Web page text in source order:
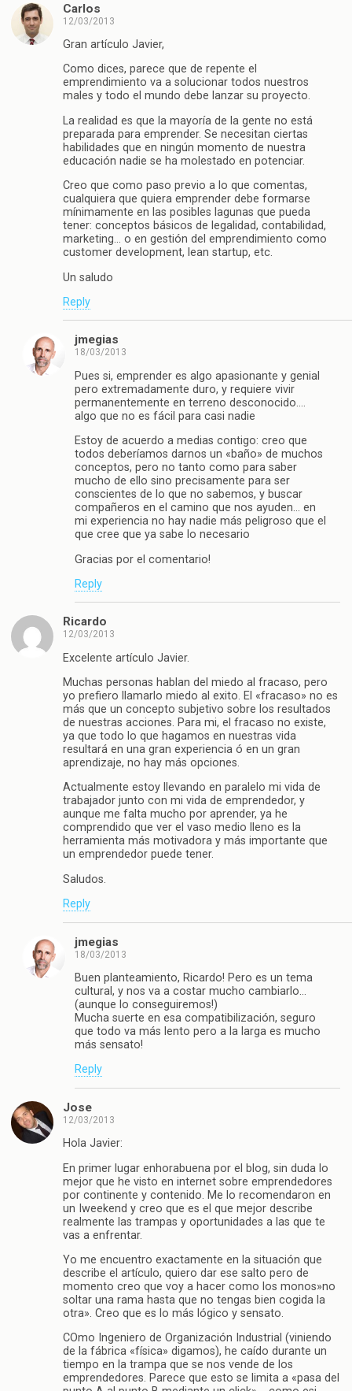
Carlos
12/03/2013
Gran artículo Javier,
Como dices, parece que de repente el
emprendimiento va a solucionar todos nuestros
males y todo el mundo debe lanzar su proyecto.
La realidad es que la mayoría de la gente no está
preparada para emprender. Se necesitan ciertas
habilidades que en ningún momento de nuestra
educación nadie se ha molestado en potenciar.
Creo que como paso previo a lo que comentas,
cualquiera que quiera emprender debe formarse
mínimamente en las posibles lagunas que pueda
tener: conceptos básicos de legalidad, contabilidad,
marketing… o en gestión del emprendimiento como
customer development, lean startup, etc.
Un saludo
Reply
jmegias
18/03/2013
Pues si, emprender es algo apasionante y genial
pero extremadamente duro, y requiere vivir
permanentemente en terreno desconocido….
algo que no es fácil para casi nadie
Estoy de acuerdo a medias contigo: creo que
todos deberíamos darnos un «baño» de muchos
conceptos, pero no tanto como para saber
mucho de ello sino precisamente para ser
conscientes de lo que no sabemos, y buscar
compañeros en el camino que nos ayuden… en
mi experiencia no hay nadie más peligroso que el
que cree que ya sabe lo necesario
Gracias por el comentario!
Reply
Ricardo
12/03/2013
Excelente artículo Javier.
Muchas personas hablan del miedo al fracaso, pero
yo prefiero llamarlo miedo al exito. El «fracaso» no es
más que un concepto subjetivo sobre los resultados
de nuestras acciones. Para mi, el fracaso no existe,
ya que todo lo que hagamos en nuestras vida
resultará en una gran experiencia ó en un gran
aprendizaje, no hay más opciones.
Actualmente estoy llevando en paralelo mi vida de
trabajador junto con mi vida de emprendedor, y
aunque me falta mucho por aprender, ya he
comprendido que ver el vaso medio lleno es la
herramienta más motivadora y más importante que
un emprendedor puede tener.
Saludos.
Reply
jmegias
18/03/2013
Buen planteamiento, Ricardo! Pero es un tema
cultural, y nos va a costar mucho cambiarlo…
(aunque lo conseguiremos!)
Mucha suerte en esa compatibilización, seguro
que todo va más lento pero a la larga es mucho
más sensato!
Reply
Jose
12/03/2013
Hola Javier:
En primer lugar enhorabuena por el blog, sin duda lo
mejor que he visto en internet sobre emprendedores
por continente y contenido. Me lo recomendaron en
un Iweekend y creo que es el que mejor describe
realmente las trampas y oportunidades a las que te
vas a enfrentar.
Yo me encuentro exactamente en la situación que
describe el artículo, quiero dar ese salto pero de
momento creo que voy a hacer como los monos»no
soltar una rama hasta que no tengas bien cogida la
otra». Creo que es lo más lógico y sensato.
COmo Ingeniero de Organización Industrial (viniendo
de la fábrica «física» digamos), he caído durante un
tiempo en la trampa que se nos vende de los
emprendedores. Parece que esto se limita a «pasa del